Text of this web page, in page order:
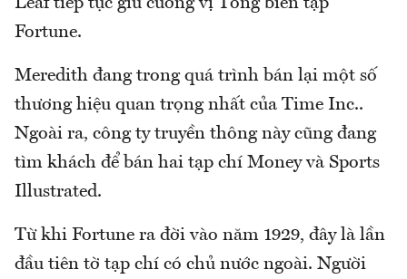
Fortune.
Meredith đang trong quá trình bán lại một số
thương hiệu quan trọng nhất của Time Inc..
Ngoài ra, công ty truyền thông này cũng đang
tìm khách để bán hai tạp chí Money và Sports
Illustrated.
Từ khi Fortune ra đời vào năm 1929, đây là lần
đầu tiên tờ tạp chí có chủ nước ngoài. Người